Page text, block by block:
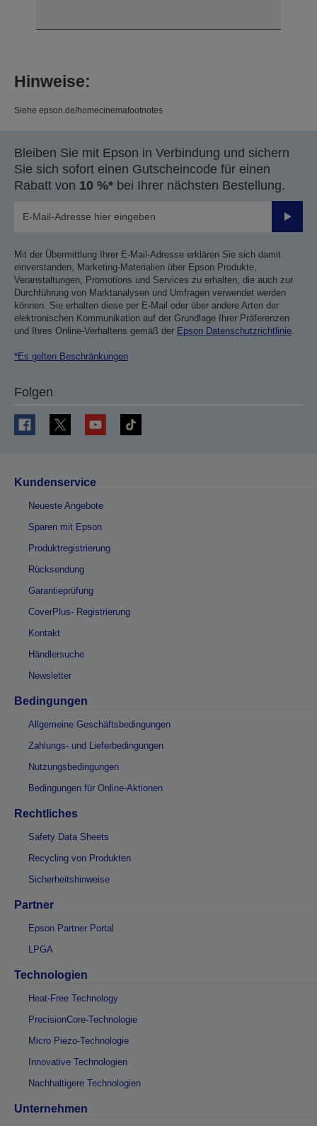
Hinweise:
Siehe epson.de/homecinemafootnotes
Bleiben Sie mit Epson in Verbindung und sichern
Sie sich sofort einen Gutscheincode für einen
Rabatt von 10 %* bei Ihrer nächsten Bestellung.
Mit der Übermittlung Ihrer E-Mail-Adresse erklären Sie sich damit
einverstanden, Marketing-Materialien über Epson Produkte,
Veranstaltungen, Promotions und Services zu erhalten, die auch zur
Durchführung von Marktanalysen und Umfragen verwendet werden
können. Sie erhalten diese per E-Mail oder über andere Arten der
elektronischen Kommunikation auf der Grundlage Ihrer Präferenzen
und Ihres Online-Verhaltens gemäß der Epson Datenschutzrichtlinie
*Es gelten Beschränkungen
Folgen
Kundenservice
Neueste Angebote
Sparen mit Epson
Produktregistrierung
Rücksendung
Garantieprüfung
CoverPlus- Registrierung
Kontakt
Händlersuche
Newsletter
Bedingungen
Allgemeine Geschäftsbedingungen
Zahlungs- und Lieferbedingungen
Nutzungsbedingungen
Bedingungen für Online-Aktionen
Rechtliches
Safety Data Sheets
Recycling von Produkten
Sicherheitshinweise
Partner
Epson Partner Portal
LPGA
Technologien
Heat-Free Technology
PrecisionCore-Technologie
Micro Piezo-Technologie
Innovative Technologien
Nachhaltigere Technologien
Unternehmen